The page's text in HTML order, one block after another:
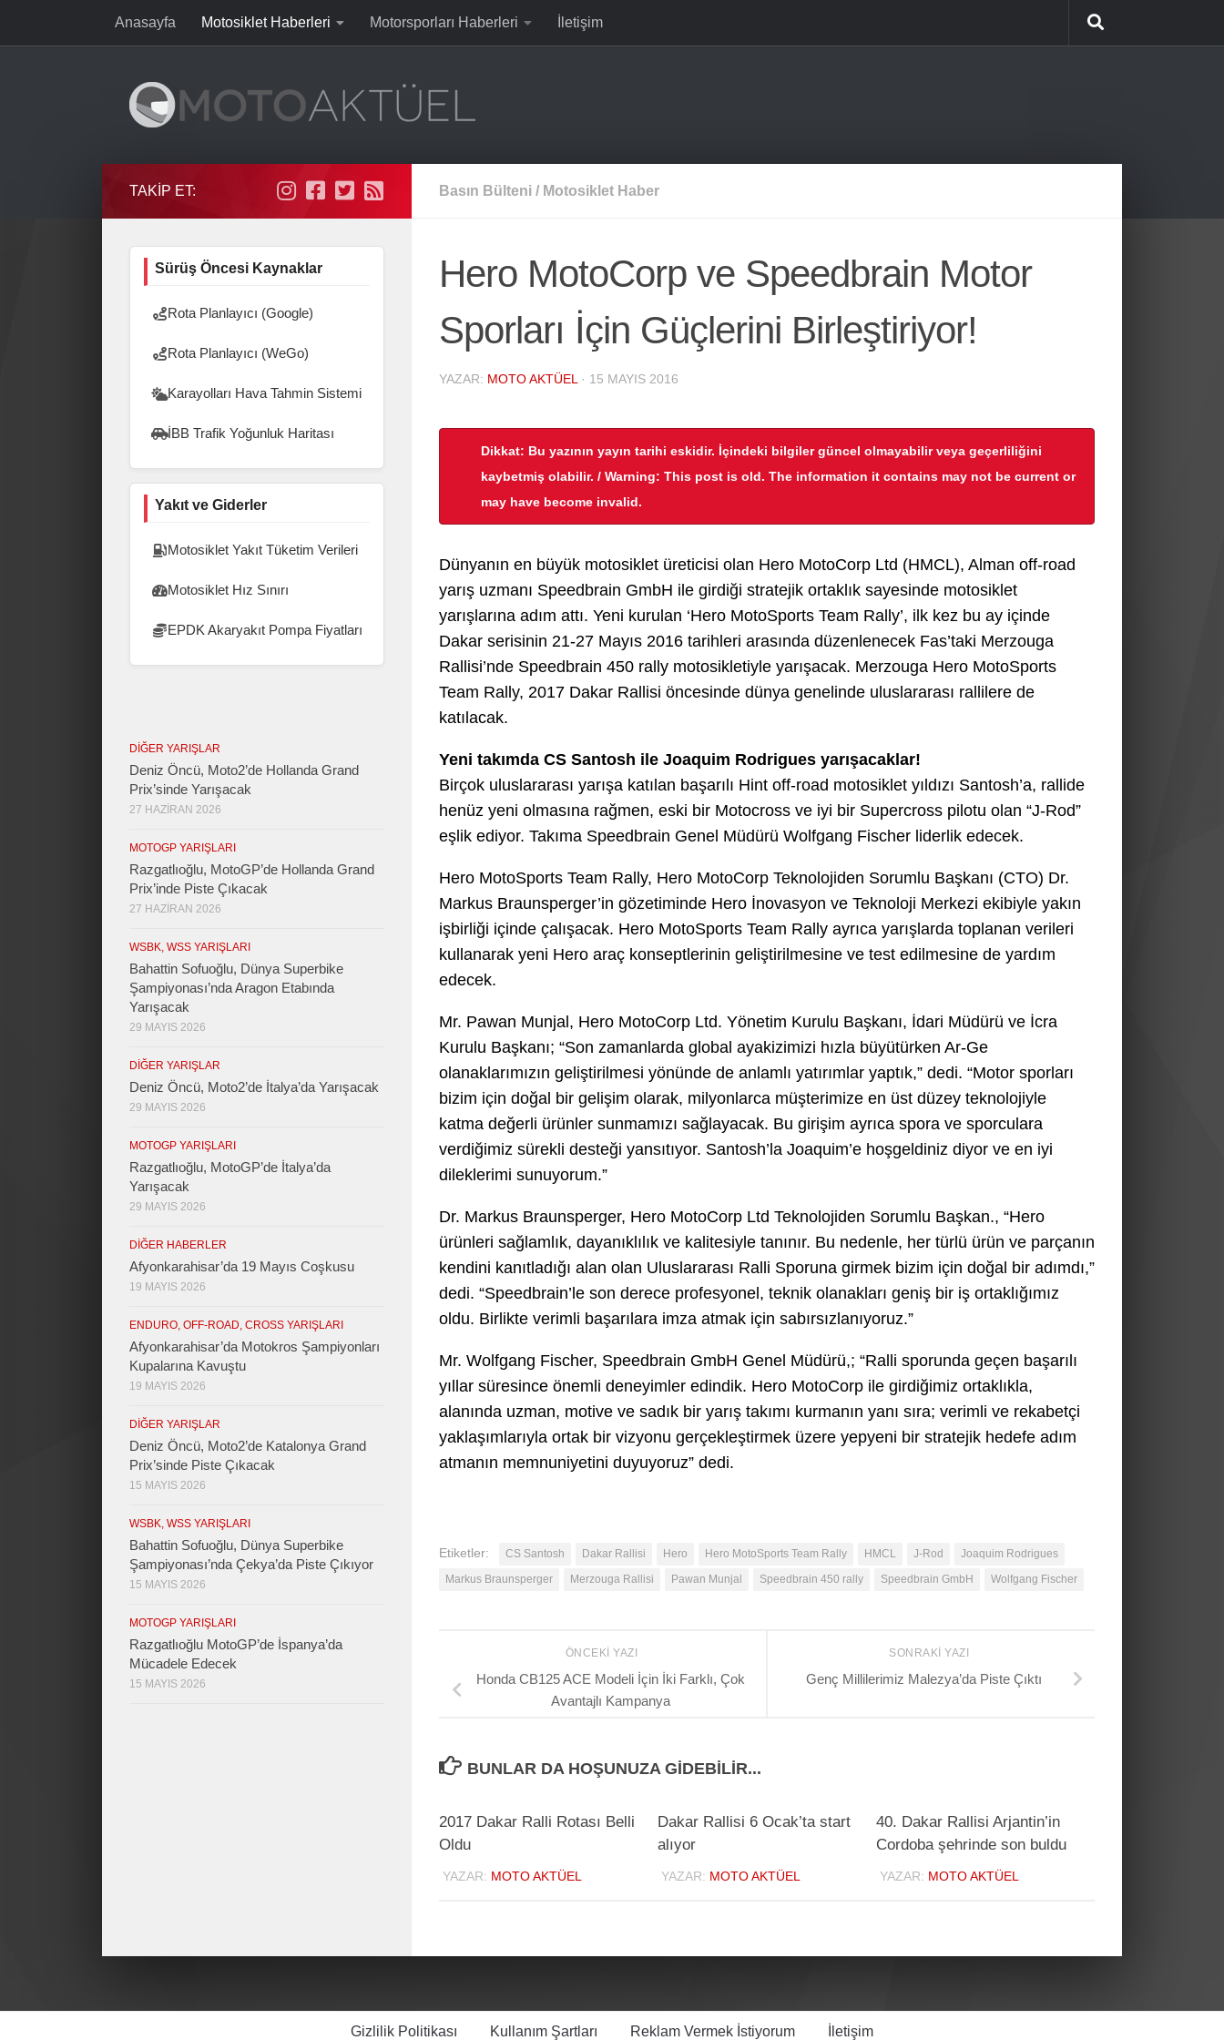
Skip to contentAnasayfa Motosiklet Haberleri Motorsporları Haberleri İletişim
Basın Bülteni / Motosiklet Haber
Hero MotoCorp ve Speedbrain Motor
Sporları İçin Güçlerini Birleştiriyor!
YAZAR: MOTO AKTÜEL · 15 MAYIS 2016
Dikkat: Bu yazının yayın tarihi eskidir. İçindeki bilgiler güncel olmayabilir veya geçerliliğini
kaybetmiş olabilir. / Warning: This post is old. The information it contains may not be current or
may have become invalid.
Dünyanın en büyük motosiklet üreticisi olan Hero MotoCorp Ltd (HMCL), Alman off-road
yarış uzmanı Speedbrain GmbH ile girdiği stratejik ortaklık sayesinde motosiklet
yarışlarına adım attı. Yeni kurulan ‘Hero MotoSports Team Rally’, ilk kez bu ay içinde
Dakar serisinin 21-27 Mayıs 2016 tarihleri arasında düzenlenecek Fas’taki Merzouga
Rallisi’nde Speedbrain 450 rally motosikletiyle yarışacak. Merzouga Hero MotoSports
Team Rally, 2017 Dakar Rallisi öncesinde dünya genelinde uluslararası rallilere de
katılacak.
Yeni takımda CS Santosh ile Joaquim Rodrigues yarışacaklar!
Birçok uluslararası yarışa katılan başarılı Hint off-road motosiklet yıldızı Santosh’a, rallide
henüz yeni olmasına rağmen, eski bir Motocross ve iyi bir Supercross pilotu olan “J-Rod”
eşlik ediyor. Takıma Speedbrain Genel Müdürü Wolfgang Fischer liderlik edecek.
Hero MotoSports Team Rally, Hero MotoCorp Teknolojiden Sorumlu Başkanı (CTO) Dr.
Markus Braunsperger’in gözetiminde Hero İnovasyon ve Teknoloji Merkezi ekibiyle yakın
işbirliği içinde çalışacak. Hero MotoSports Team Rally ayrıca yarışlarda toplanan verileri
kullanarak yeni Hero araç konseptlerinin geliştirilmesine ve test edilmesine de yardım
edecek.
Mr. Pawan Munjal, Hero MotoCorp Ltd. Yönetim Kurulu Başkanı, İdari Müdürü ve İcra
Kurulu Başkanı; “Son zamanlarda global ayakizimizi hızla büyütürken Ar-Ge
olanaklarımızın geliştirilmesi yönünde de anlamlı yatırımlar yaptık,” dedi. “Motor sporları
bizim için doğal bir gelişim olarak, milyonlarca müşterimize en üst düzey teknolojiyle
katma değerli ürünler sunmamızı sağlayacak. Bu girişim ayrıca spora ve sporculara
verdiğimiz sürekli desteği yansıtıyor. Santosh’la Joaquim’e hoşgeldiniz diyor ve en iyi
dileklerimi sunuyorum.”
Dr. Markus Braunsperger, Hero MotoCorp Ltd Teknolojiden Sorumlu Başkan., “Hero
ürünleri sağlamlık, dayanıklılık ve kalitesiyle tanınır. Bu nedenle, her türlü ürün ve parçanın
kendini kanıtladığı alan olan Uluslararası Ralli Sporuna girmek bizim için doğal bir adımdı,”
dedi. “Speedbrain’le son derece profesyonel, teknik olanakları geniş bir iş ortaklığımız
oldu. Birlikte verimli başarılara imza atmak için sabırsızlanıyoruz.”
Mr. Wolfgang Fischer, Speedbrain GmbH Genel Müdürü,; “Ralli sporunda geçen başarılı
yıllar süresince önemli deneyimler edindik. Hero MotoCorp ile girdiğimiz ortaklıkla,
alanında uzman, motive ve sadık bir yarış takımı kurmanın yanı sıra; verimli ve rekabetçi
yaklaşımlarıyla ortak bir vizyonu gerçekleştirmek üzere yepyeni bir stratejik hedefe adım
atmanın memnuniyetini duyuyoruz” dedi.
Etiketler: CS Santosh Dakar Rallisi Hero Hero MotoSports Team Rally HMCL J-Rod
Joaquim Rodrigues
Markus Braunsperger
Merzouga Rallisi Pawan Munjal Speedbrain 450 rally Speedbrain GmbH Wolfgang Fischer
SONRAKI YAZI
Genç Millilerimiz Malezya’da Piste Çıktı
ÖNCEKI YAZI
Honda CB125 ACE Modeli İçin İki Farklı, Çok
Avantajlı Kampanya
BUNLAR DA HOŞUNUZA GIDEBILIR...
2017 Dakar Ralli Rotası Belli
Oldu
YAZAR: MOTO AKTÜEL
Dakar Rallisi 6 Ocak’ta start
alıyor
YAZAR: MOTO AKTÜEL
40. Dakar Rallisi Arjantin’in
Cordoba şehrinde son buldu
YAZAR: MOTO AKTÜEL
TAKIP ET:
Sürüş Öncesi Kaynaklar
Rota Planlayıcı (Google)
Rota Planlayıcı (WeGo)
Karayolları Hava Tahmin Sistemi
İBB Trafik Yoğunluk Haritası
Yakıt ve Giderler
Motosiklet Yakıt Tüketim Verileri
Motosiklet Hız Sınırı
EPDK Akaryakıt Pompa Fiyatları
DIĞER YARIŞLAR
Deniz Öncü, Moto2’de Hollanda Grand
Prix’sinde Yarışacak
27 HAZIRAN 2026
MOTOGP YARIŞLARI
Razgatlıoğlu, MotoGP’de Hollanda Grand
Prix’inde Piste Çıkacak
27 HAZIRAN 2026
WSBK, WSS YARIŞLARI
Bahattin Sofuoğlu, Dünya Superbike
Şampiyonası’nda Aragon Etabında
Yarışacak
29 MAYIS 2026
DIĞER YARIŞLAR
Deniz Öncü, Moto2’de İtalya’da Yarışacak
29 MAYIS 2026
MOTOGP YARIŞLARI
Razgatlıoğlu, MotoGP’de İtalya’da
Yarışacak
29 MAYIS 2026
DIĞER HABERLER
Afyonkarahisar’da 19 Mayıs Coşkusu
19 MAYIS 2026
ENDURO, OFF-ROAD, CROSS YARIŞLARI
Afyonkarahisar’da Motokros Şampiyonları
Kupalarına Kavuştu
19 MAYIS 2026
DIĞER YARIŞLAR
Deniz Öncü, Moto2’de Katalonya Grand
Prix’sinde Piste Çıkacak
15 MAYIS 2026
WSBK, WSS YARIŞLARI
Bahattin Sofuoğlu, Dünya Superbike
Şampiyonası’nda Çekya’da Piste Çıkıyor
15 MAYIS 2026
MOTOGP YARIŞLARI
Razgatlıoğlu MotoGP’de İspanya’da
Mücadele Edecek
15 MAYIS 2026
Gizlilik Politikası Kullanım Şartları Reklam Vermek İstiyorum İletişim